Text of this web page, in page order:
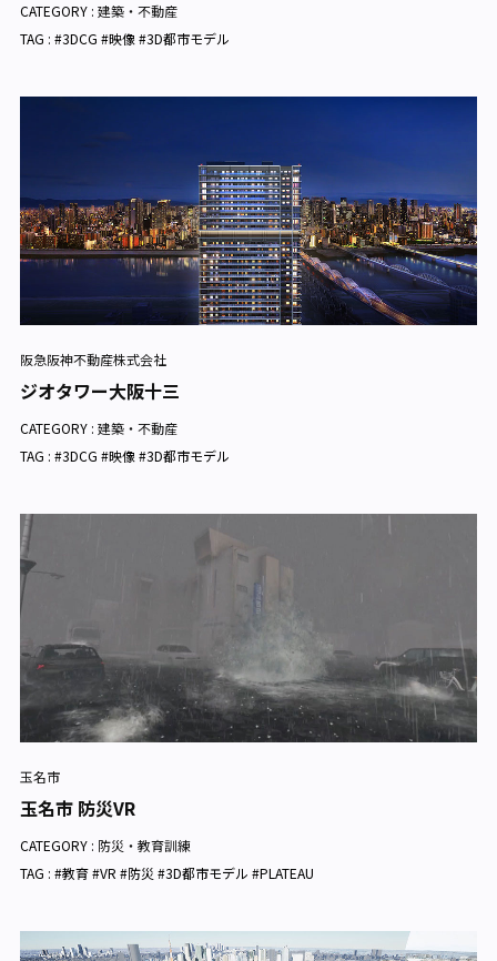
CATEGORY : 建築・不動産
TAG : #3DCG #映像 #3D都市モデル
阪急阪神不動産株式会社
ジオタワー大阪十三
CATEGORY : 建築・不動産
TAG : #3DCG #映像 #3D都市モデル
玉名市
玉名市 防災VR
CATEGORY : 防災・教育訓練
TAG : #教育 #VR #防災 #3D都市モデル #PLATEAU